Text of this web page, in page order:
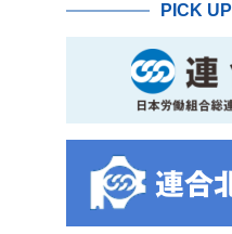
PICK UP